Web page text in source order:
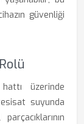
güvenliği
üzerinde
suyunda